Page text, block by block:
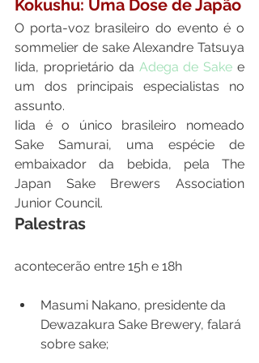
Kokushu: Uma Dose de Japão
O porta-voz brasileiro do evento é o
sommelier de sake Alexandre Tatsuya
Iida, proprietário da Adega de Sake e
um dos principais especialistas no
assunto.
Iida é o único brasileiro nomeado
Sake Samurai, uma espécie de
embaixador da bebida, pela The
Japan Sake Brewers Association
Junior Council.
Palestras
Masumi Nakano, presidente da
Dewazakura Sake Brewery, falará
sobre sake;